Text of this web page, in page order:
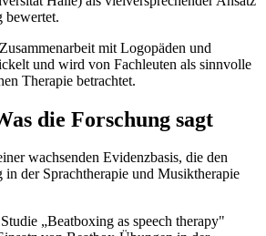
bewertet.
mit Logopäden und
und wird von Fachleuten als sinnvolle
Therapie betrachtet.
die Forschung sagt
wachsenden Evidenzbasis, die den
der Sprachtherapie und Musiktherapie
„Beatboxing as speech therapy"